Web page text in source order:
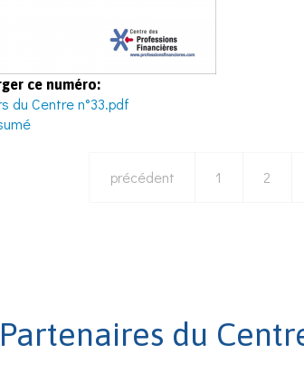
ce numéro:
du Centre n°33.pdf
précédent 1 2
du